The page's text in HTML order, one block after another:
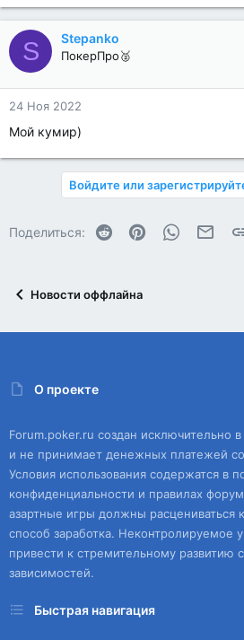
S Stepanko
ПокерПро🥈
24 Ноя 2022
Мой кумир)
Войдите или
Поделиться: Reddit PinterestWhatsApp
Новости оффлайна
О проекте
Forum.poker.ru создан исключительно
и не принимает денежных платежей
Условия использования содержатся в
конфиденциальности и правилах
азартные игры должны расцениваться
способ заработка. Неконтролируемое
привести к стремительному развитию
зависимостей.
Быстрая навигация